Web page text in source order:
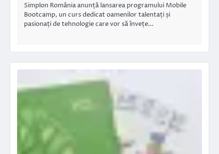
Simplon România anunță lansarea programului Mobile
Bootcamp, un curs dedicat oamenilor talentați și
pasionați de tehnologie care vor să învețe…